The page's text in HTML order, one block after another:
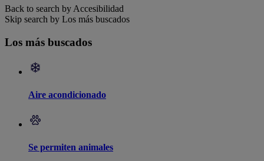
Back to search by Accesibilidad
Skip search by Los más buscados
Los más buscados
Aire acondicionado
Se permiten animales